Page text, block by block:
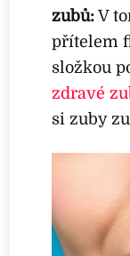
zubů:V
přítelem
složkou
zdravé
si zuby